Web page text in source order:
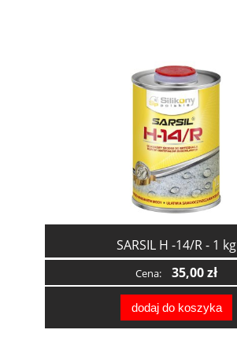
SARSIL H -14/R - 1 kg
Cena: 35,00 zł
dodaj do koszyka